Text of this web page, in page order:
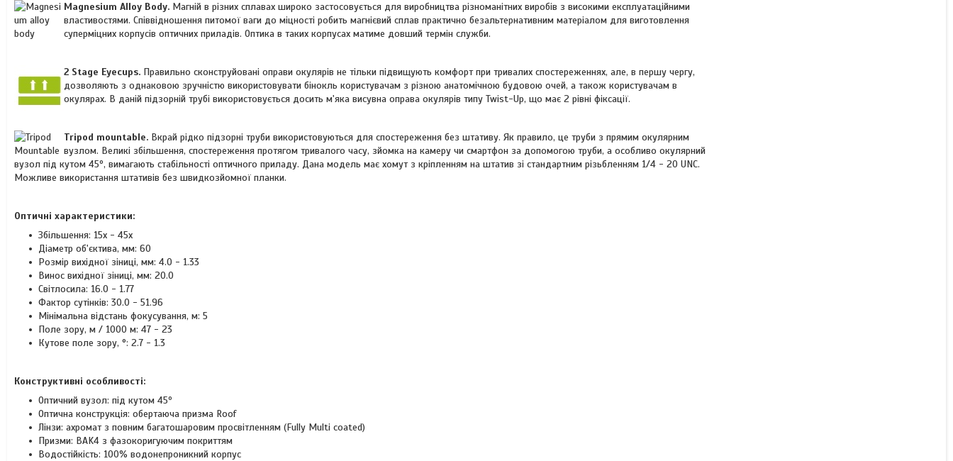
Magnesium Alloy Body. Магній в різних сплавах широко застосовується для виробництва різноманітних виробів з високими експлуатаційними
властивостями. Співвідношення питомої ваги до міцності робить магнієвий сплав практично безальтернативним матеріалом для виготовлення
суперміцних корпусів оптичних приладів. Оптика в таких корпусах матиме довший термін служби.
2 Stage Eyecups. Правильно сконструйовані оправи окулярів не тільки підвищують комфорт при тривалих спостереженнях, але, в першу чергу,
дозволяють з однаковою зручністю використовувати бінокль користувачам з різною анатомічною будовою очей, а також користувачам в
окулярах. В даній підзорній трубі використовується досить м'яка висувна оправа окулярів типу Twist-Up, що має 2 рівні фіксації.
Tripod mountable. Вкрай рідко підзорні труби використовуються для спостереження без штативу. Як правило, це труби з прямим окулярним
вузлом. Великі збільшення, спостереження протягом тривалого часу, зйомка на камеру чи смартфон за допомогою труби, а особливо окулярний
вузол під кутом 45º, вимагають стабільності оптичного приладу. Дана модель має хомут з кріпленням на штатив зі стандартним різьбленням 1/4 - 20 UNC.
Можливе використання штативів без швидкозйомної планки.
Оптичні характеристики:
Збільшення: 15x - 45x
Діаметр об'єктива, мм: 60
Розмір вихідної зіниці, мм: 4.0 - 1.33
Винос вихідної зіниці, мм: 20.0
Світлосила: 16.0 - 1.77
Фактор сутінків: 30.0 - 51.96
Мінімальна відстань фокусування, м: 5
Поле зору, м / 1000 м: 47 - 23
Кутове поле зору, °: 2.7 - 1.3
Конструктивні особливості:
Оптичний вузол: під кутом 45º
Оптична конструкція: обертаюча призма Roof
Лінзи: ахромат з повним багатошаровим просвітленням (Fully Multi coated)
Призми: BAK4 з фазокоригуючим покриттям
Водостійкість: 100% водонепроникний корпус